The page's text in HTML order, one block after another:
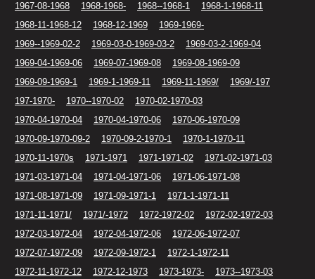
1967-08-1968
1968-1968- 1968--1968-1
1968-1-1968-11
1968-11-1968-12
1968-12-1969
1969-1969-
1969--1969-02-2
1969-03-0-1969-03-2
1969-03-2-1969-04
1969-04-1969-06
1969-07-1969-08
1969-08-1969-09
1969-09-1969-1
1969-1-1969-11 1969-11-1969/
1969/-197
197-1970-
1970--1970-02
1970-02-1970-03
1970-04-1970-04
1970-04-1970-06
1970-06-1970-09
1970-09-1970-09-2
1970-09-2-1970-1
1970-1-1970-11
1970-11-1970s
1971-1971 1971-1971-02
1971-02-1971-03
1971-03-1971-04
1971-04-1971-06
1971-06-1971-08
1971-08-1971-09
1971-09-1971-1
1971-1-1971-11
1971-11-1971/
1971/-1972 1972-1972-02
1972-02-1972-03
1972-03-1972-04
1972-04-1972-06
1972-06-1972-07
1972-07-1972-09
1972-09-1972-1
1972-1-1972-11
1972-11-1972-12
1972-12-1973 1973-1973-
1973--1973-03